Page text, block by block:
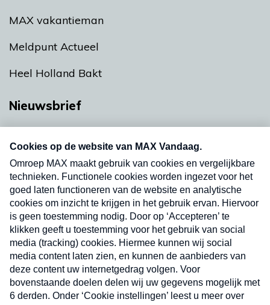
MAX vakantieman
Meldpunt Actueel
Heel Holland Bakt
Nieuwsbrief
nieuwsbrief. Elke vrijdag- en dinsdagochtend in
uw mailbox.
Verzend